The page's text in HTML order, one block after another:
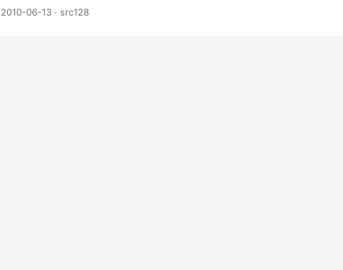
番役に立ちそうなのは Windows 7 Online Training | Learn | Channel 9 かな。
2010-06-13 · src128